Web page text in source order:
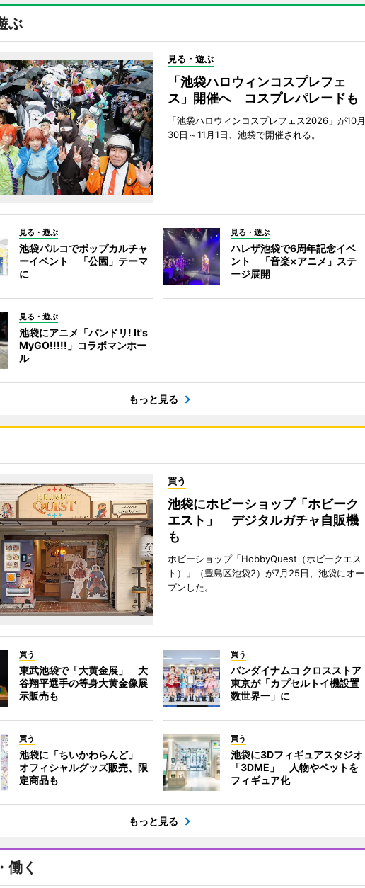
ぶ
見る・遊ぶ
「池袋ハロウィンコスプレフェ
ス」開催へ コスプレパレードも
「池袋ハロウィンコスプレフェス2026」が10月
30日～11月1日、池袋で開催される。
見る・遊ぶ
池袋パルコでポップカルチャ
ーイベント 「公園」テーマ
に
見る・遊ぶ
ハレザ池袋で6周年記念イベ
ント 「音楽×アニメ」ステ
ージ展開
見る・遊ぶ
池袋にアニメ「バンドリ! It's
MyGO!!!!!」コラボマンホー
ル
もっと見る
買う
池袋にホビーショップ「ホビーク
エスト」 デジタルガチャ自販機
も
ホビーショップ「HobbyQuest（ホビークエス
ト）」（豊島区池袋2）が7月25日、池袋にオー
プンした。
買う
東武池袋で「大黄金展」 大
谷翔平選手の等身大黄金像展
示販売も
買う
バンダイナムコ クロスストア
東京が「カプセルトイ機設置
数世界一」に
買う
池袋に「ちいかわらんど」
オフィシャルグッズ販売、限
定商品も
買う
池袋に3Dフィギュアスタジオ
「3DME」 人物やペットを
フィギュア化
もっと見る
働く